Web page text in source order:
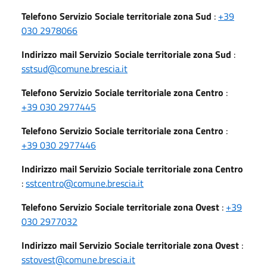
Telefono Servizio Sociale territoriale zona Sud : +39
030 2978066
Indirizzo mail Servizio Sociale territoriale zona Sud :
sstsud@comune.brescia.it
Telefono Servizio Sociale territoriale zona Centro :
+39 030 2977445
Telefono Servizio Sociale territoriale zona Centro :
+39 030 2977446
Indirizzo mail Servizio Sociale territoriale zona Centro
:sstcentro@comune.brescia.it
Telefono Servizio Sociale territoriale zona Ovest : +39
030 2977032
Indirizzo mail Servizio Sociale territoriale zona Ovest :
sstovest@comune.brescia.it